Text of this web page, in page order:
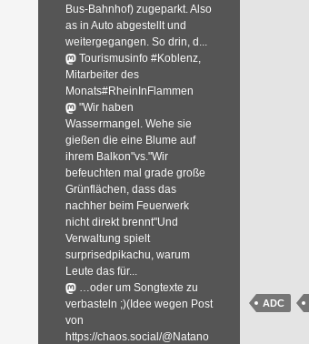
ADC
Bus-Bahnhof) zugeparkt. Also
as in Auto abgestellt und
weitergegangen. So drin, d...
Tourismusinfo #Koblenz,
Mitarbeiter des
Monats#RheinInFlammen
"Wir haben
Wassermangel. Wehe sie
gießen die eine Blume auf
ihrem Balkon"vs."Wir
befeuchten mal grade große
Grünflächen, dass das
nachher beim Feuerwerk
nicht direkt brennt"Und
Verwaltung spielt
surprisedpikachu, warum
Leute das für...
…oder um Songtexte zu
verbasteln ;)(Idee wegen Post
von
https://chaos.social/@Natano